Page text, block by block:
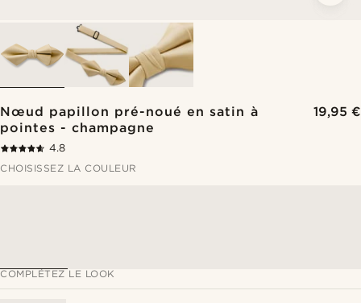
Nœud papillon pré-noué en satin à
pointes - champagne
19,95 €
4.8
CHOISISSEZ LA COULEUR
COMPLÉTEZ LE LOOK